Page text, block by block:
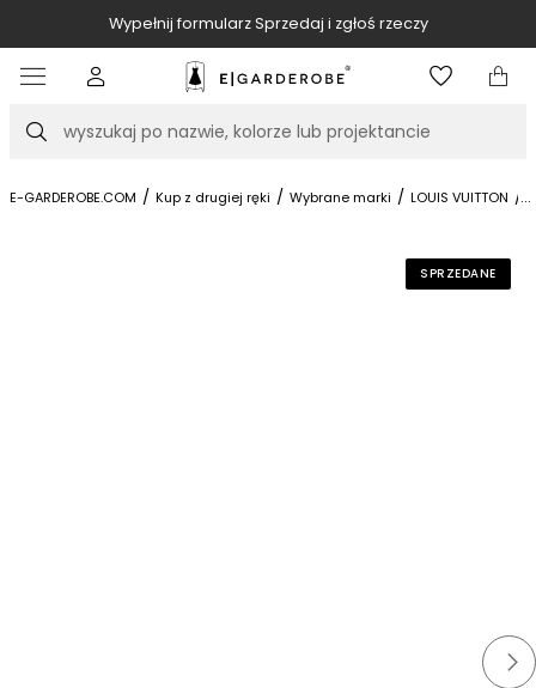
Wypełnij formularz Sprzedaj i zgłoś rzeczy
Szukaj
E-GARDEROBE.COM / Kup z drugiej ręki / Wybrane marki / LOUIS VUITTON /...
SPRZEDANE